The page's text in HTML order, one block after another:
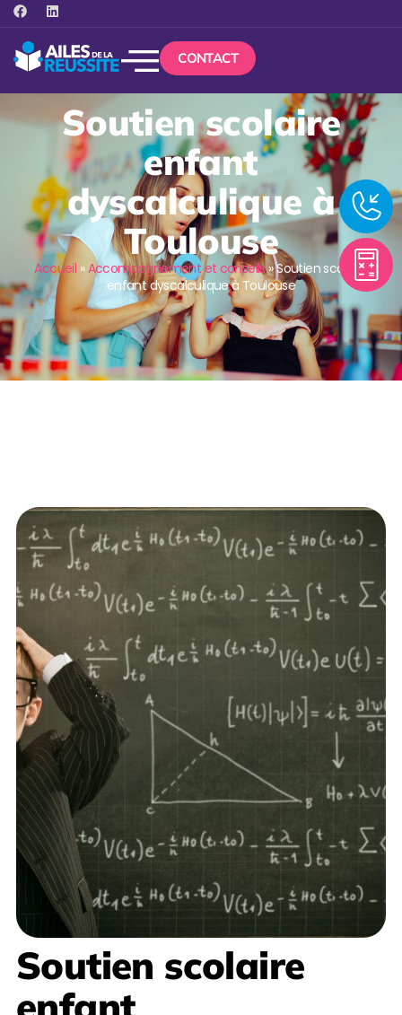
CONTACT
Soutien scolaire
enfant
dyscalculique à
Toulouse
Accueil »Accompagnement et conseils»Soutien scolaire
enfant dyscalculique à Toulouse
Soutien scolaire